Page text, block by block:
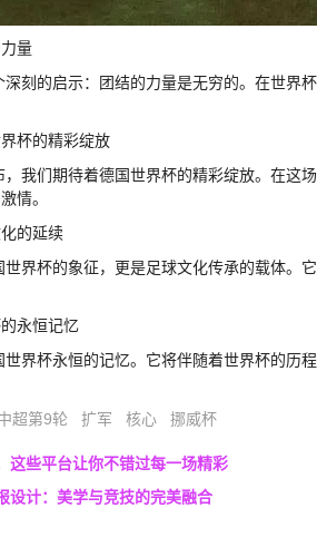
量
刻的启示：团结的力量是无穷的。在世界
杯的精彩绽放
我们期待着德国世界杯的精彩绽放。在这
情。
的延续
界杯的象征，更是足球文化传承的载体。
永恒记忆
界杯永恒的记忆。它将伴随着世界杯的历
超第9轮 扩军 核心 挪威杯
这些平台让你不错过每一场精彩
设计：美学与竞技的完美融合